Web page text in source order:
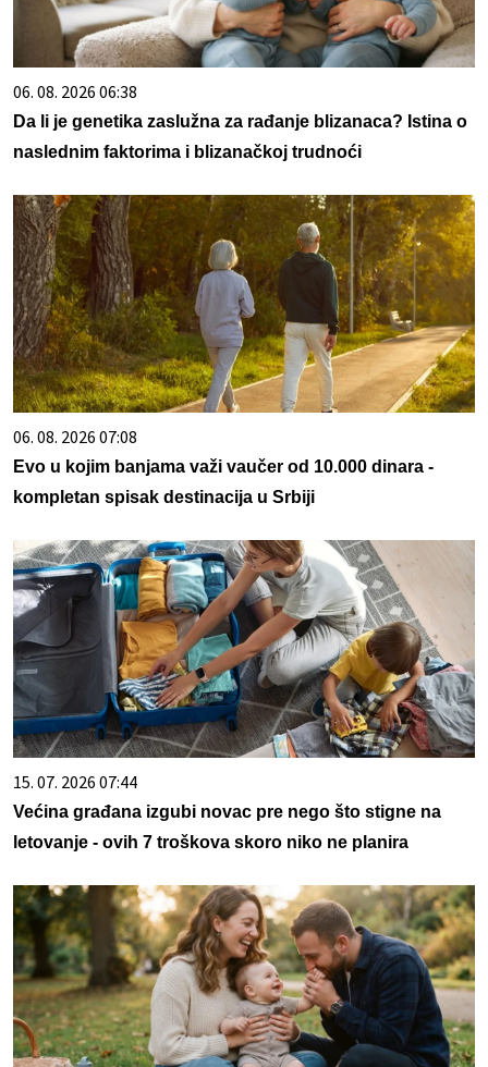
06. 08. 2026 06:38
Da li je genetika zaslužna za rađanje blizanaca? Istina o
naslednim faktorima i blizanačkoj trudnoći
06. 08. 2026 07:08
Evo u kojim banjama važi vaučer od 10.000 dinara -
kompletan spisak destinacija u Srbiji
15. 07. 2026 07:44
Većina građana izgubi novac pre nego što stigne na
letovanje - ovih 7 troškova skoro niko ne planira